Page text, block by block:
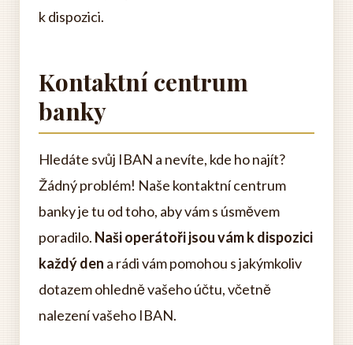
k dispozici.
Kontaktní centrum
banky
Hledáte svůj IBAN a nevíte, kde ho najít?
Žádný problém! Naše kontaktní centrum
banky je tu od toho, aby vám s úsměvem
poradilo. Naši operátoři jsou vám k dispozici
každý den a rádi vám pomohou s jakýmkoliv
dotazem ohledně vašeho účtu, včetně
nalezení vašeho IBAN.